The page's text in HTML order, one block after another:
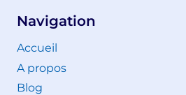
Navigation
Accueil
A propos
Blog